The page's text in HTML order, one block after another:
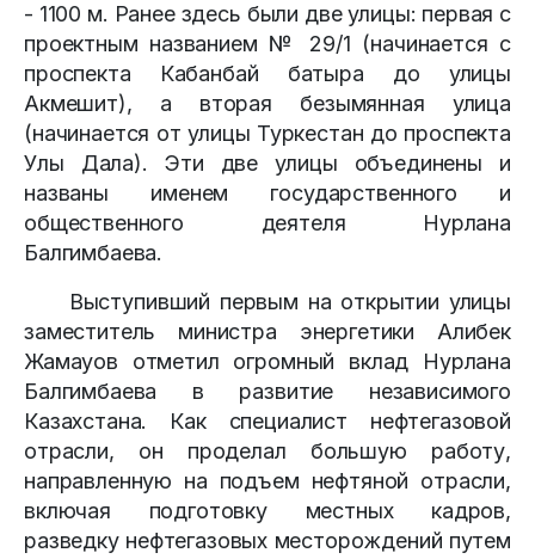
- 1100 м. Ранее здесь были две улицы: первая с
проектным названием № 29/1 (начинается с
проспекта Кабанбай батыра до улицы
Акмешит), а вторая безымянная улица
(начинается от улицы Туркестан до проспекта
Улы Дала). Эти две улицы объединены и
названы именем государственного и
общественного деятеля Нурлана
Балгимбаева.
Выступивший первым на открытии улицы
заместитель министра энергетики Алибек
Жамауов отметил огромный вклад Нурлана
Балгимбаева в развитие независимого
Казахстана. Как специалист нефтегазовой
отрасли, он проделал большую работу,
направленную на подъем нефтяной отрасли,
включая подготовку местных кадров,
разведку нефтегазовых месторождений путем